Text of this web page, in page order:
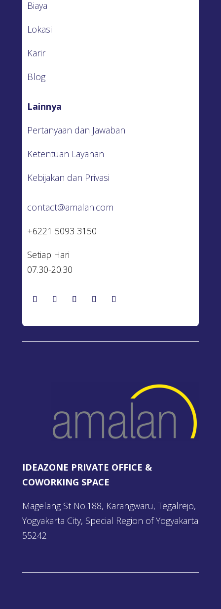
Biaya
Lokasi
Karir
Blog
Lainnya
Pertanyaan dan Jawaban
Ketentuan Layanan
Kebijakan dan Privasi
contact@amalan.com
+6221 5093 3150
Setiap Hari
07.30-20.30
IDEAZONE PRIVATE OFFICE &
COWORKING SPACE
Magelang St No.188, Karangwaru, Tegalrejo,
Yogyakarta City, Special Region of Yogyakarta
55242